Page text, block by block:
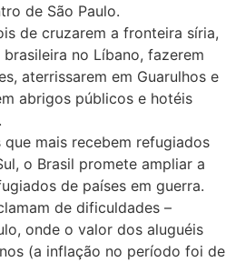
de São Paulo.
de cruzarem a fronteira síria,
no Líbano, fazerem
aterrissarem em Guarulhos e
abrigos públicos e hotéis
mais recebem refugiados
o Brasil promete ampliar a
de países em guerra.
de dificuldades –
onde o valor dos aluguéis
(a inflação no período foi de